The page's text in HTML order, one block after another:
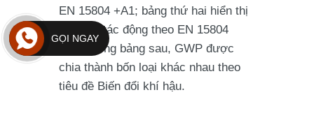
EN 15804 +A1; bảng thứ hai hiển thị
các loại tác động theo EN 15804
+A2. Trong bảng sau, GWP được
chia thành bốn loại khác nhau theo
tiêu đề Biến đổi khí hậu.
GỌI NGAY